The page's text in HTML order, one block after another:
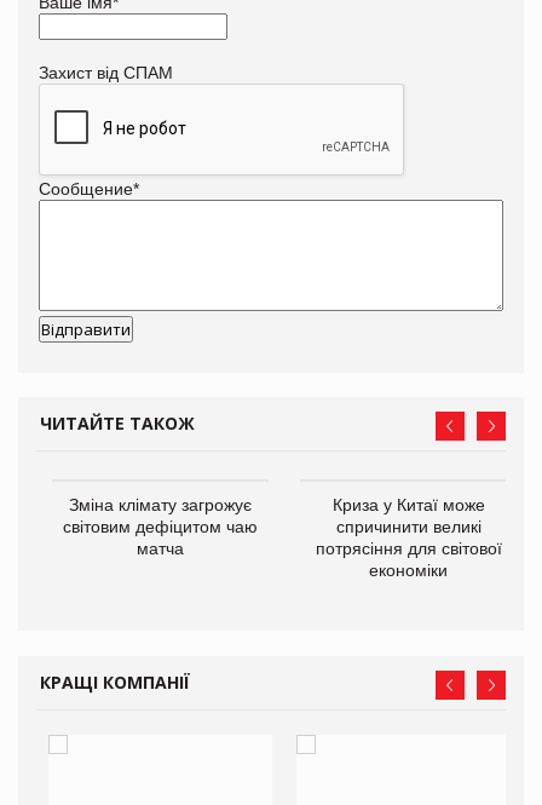
Захист від СПАМ
Сообщение*
ЧИТАЙТЕ ТАКОЖ
Зміна клімату загрожує
світовим дефіцитом чаю
матча
Криза у Китаї може
спричинити великі
потрясіння для світової
економіки
КРАЩІ КОМПАНІЇ